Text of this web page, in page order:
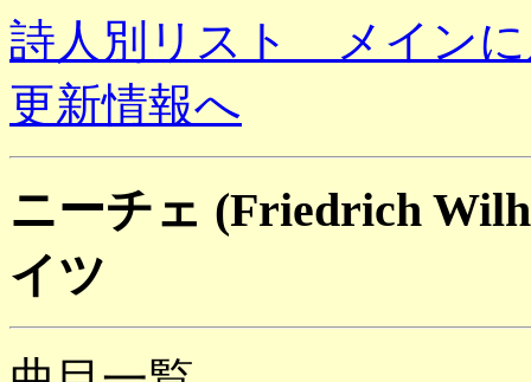
詩人別リスト メイン
更新情報へ
ニーチェ (Friedrich
イツ